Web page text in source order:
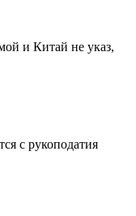
и Китай не указ,
с рукоподатия